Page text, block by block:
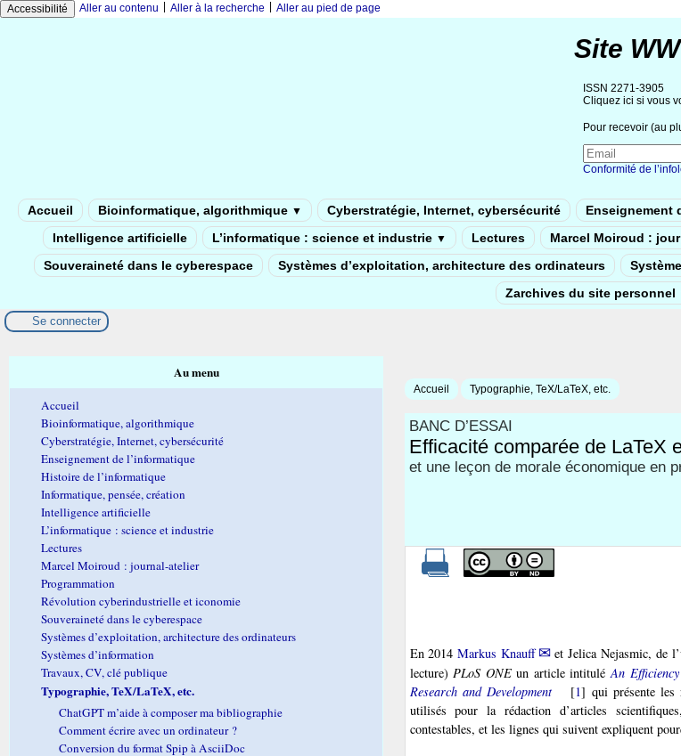
Accessibilité Aller au contenu Aller à la recherche Aller au pied de page
Site
ISSN 2271-3905
Cliquez ici si vous
Pour recevoir (au
Conformité de
Accueil Bioinformatique, algorithmique ▼ Cyberstratégie, Internet, cybersécurité Enseignement
Intelligence artificielle
L’informatique : science et industrie ▼ Lectures Marcel Moiroud :
Souveraineté dans le cyberespace
Systèmes d’exploitation, architecture des ordinateurs
Zarchives du site personnel
Se connecter
Accueil Typographie, TeX/LaTeX, etc.
BANC D’ESSAI
Efficacité comparée de LaTeX
et une leçon de morale économique en
En 2014Markus Knauff
et Jelica Nejasmic, de
lecture)PLoS ONEun article intituléAn
Research and Development
[1] qui présente les
utilisés pour la rédaction d’articles
contestables, et les lignes qui suivent expliquent
Au menu
Accueil
Bioinformatique, algorithmique
Cyberstratégie, Internet, cybersécurité
Enseignement de l’informatique
Histoire de l’informatique
Informatique, pensée, création
Intelligence artificielle
L’informatique : science et industrie
Lectures
Marcel Moiroud : journal-atelier
Programmation
Révolution cyberindustrielle et iconomie
Souveraineté dans le cyberespace
Systèmes d’exploitation, architecture des ordinateurs
Systèmes d’information
Travaux, CV, clé publique
Typographie, TeX/LaTeX, etc.
ChatGPT m’aide à composer ma bibliographie
Comment écrire avec un ordinateur ?
Conversion du format Spip à AsciiDoc